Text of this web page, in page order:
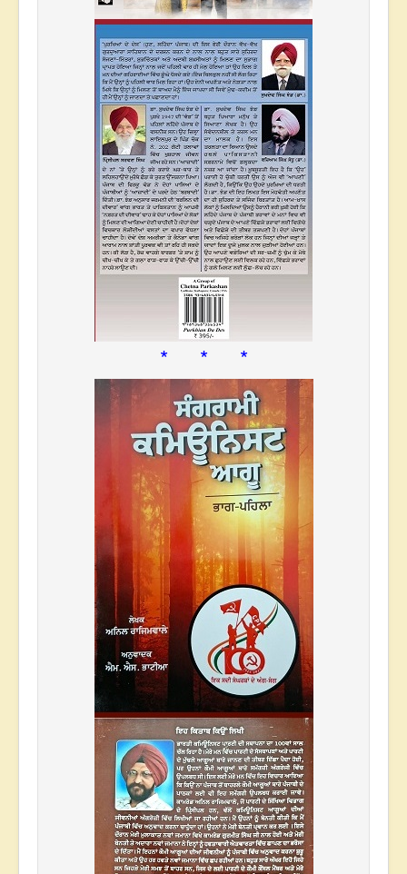
* * *